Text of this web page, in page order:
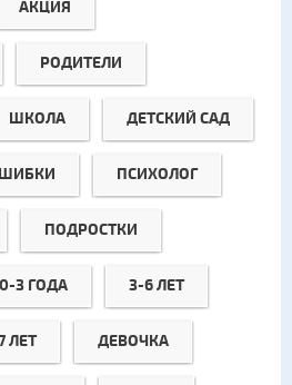
АКЦИЯ
РОДИТЕЛИ
ШКОЛА ДЕТСКИЙ САД
ПСИХОЛОГ
ПОДРОСТКИ
0-3 ГОДА 3-6 ЛЕТ
ЛЕТ ДЕВОЧКА